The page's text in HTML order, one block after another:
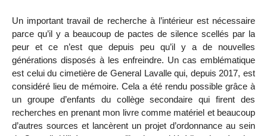
Un important travail de recherche à l’intérieur est nécessaire
parce qu’il y a beaucoup de pactes de silence scellés par la
peur et ce n’est que depuis peu qu’il y a de nouvelles
générations disposés à les enfreindre. Un cas emblématique
est celui du cimetière de General Lavalle qui, depuis 2017, est
considéré lieu de mémoire. Cela a été rendu possible grâce à
un groupe d’enfants du collège secondaire qui firent des
recherches en prenant mon livre comme matériel et beaucoup
d’autres sources et lancèrent un projet d’ordonnance au sein